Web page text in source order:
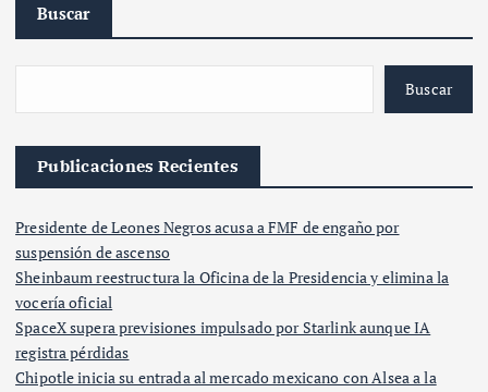
Buscar
Buscar
Publicaciones Recientes
Presidente de Leones Negros acusa a FMF de engaño por
suspensión de ascenso
Sheinbaum reestructura la Oficina de la Presidencia y elimina la
vocería oficial
SpaceX supera previsiones impulsado por Starlink aunque IA
registra pérdidas
Chipotle inicia su entrada al mercado mexicano con Alsea a la